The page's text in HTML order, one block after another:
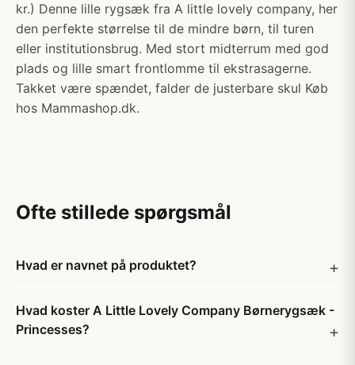
kr.) Denne lille rygsæk fra A little lovely company, her
den perfekte størrelse til de mindre børn, til turen
eller institutionsbrug. Med stort midterrum med god
plads og lille smart frontlomme til ekstrasagerne.
Takket være spændet, falder de justerbare skul Køb
hos Mammashop.dk.
Ofte stillede spørgsmål
Hvad er navnet på produktet?
Hvad koster A Little Lovely Company Børnerygsæk -
Princesses?